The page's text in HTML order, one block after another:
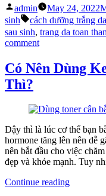
Cách
Dưỡng
Da
Toàn
Sinh
Bầu”
Posted
by
admin May 24, 2022
sinh
Tags:
cách dưỡng trắng
sau sinh, trang da toan
commenton
Mí
Cách
Toàn
Thân
Sau
Sinh
Cho
Các
Bầu
Có Nên Dùng
Thì?
Dậy thì là lúc cơ thể bạn
hormone tăng lên nên dễ
nên bắt đầu cho việc
đẹp và khỏe mạnh. Tuy
Continue reading“Có